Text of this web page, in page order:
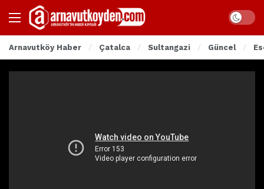
Arnavutköy Haber Çatalca Sultangazi Güncel